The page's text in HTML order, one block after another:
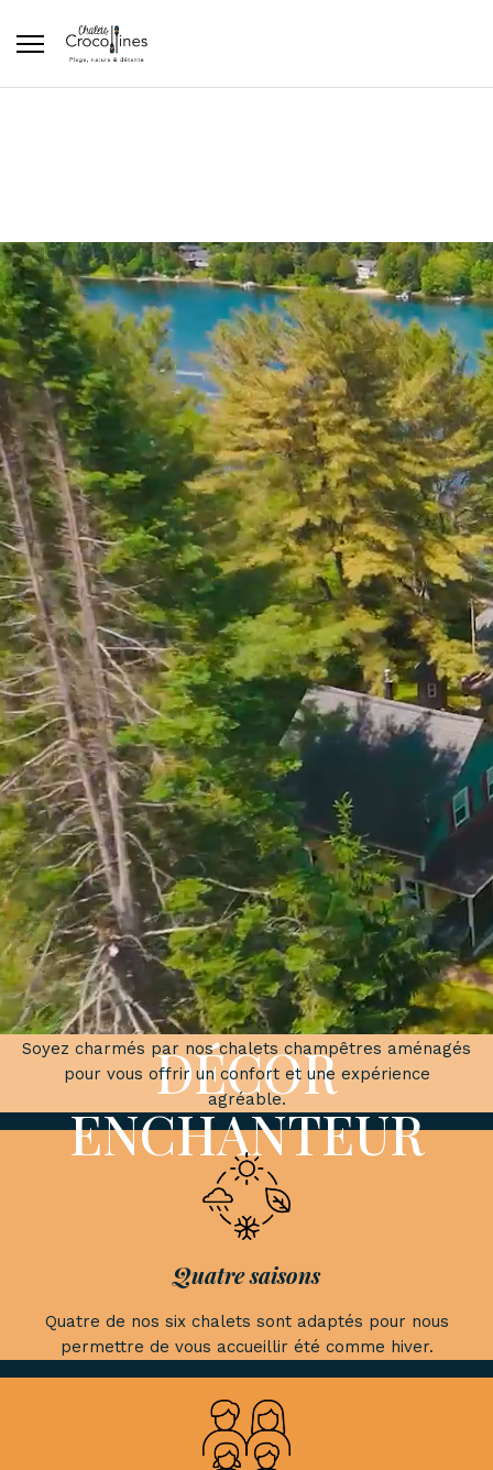
DÉCOR
ENCHANTEUR
Champêtre
Soyez charmés par nos chalets champêtres aménagés
pour vous offrir un confort et une expérience
agréable.
Quatre saisons
Quatre de nos six chalets sont adaptés pour nous
permettre de vous accueillir été comme hiver.